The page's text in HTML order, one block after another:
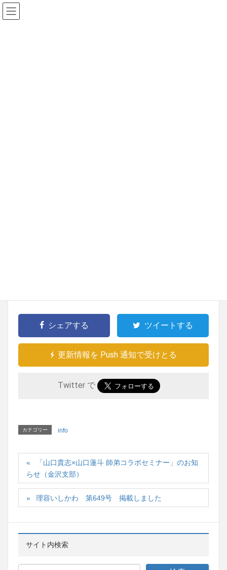
シェアする ツイートする
更新情報を Push 通知で受けとる
Twitter で
カテゴリー info
「山口貴志×山口蓮斗 師弟コラボセミナー」のお知
らせ（金沢支部）
理容いしかわ 第649号 掲載しました
サイト内検索